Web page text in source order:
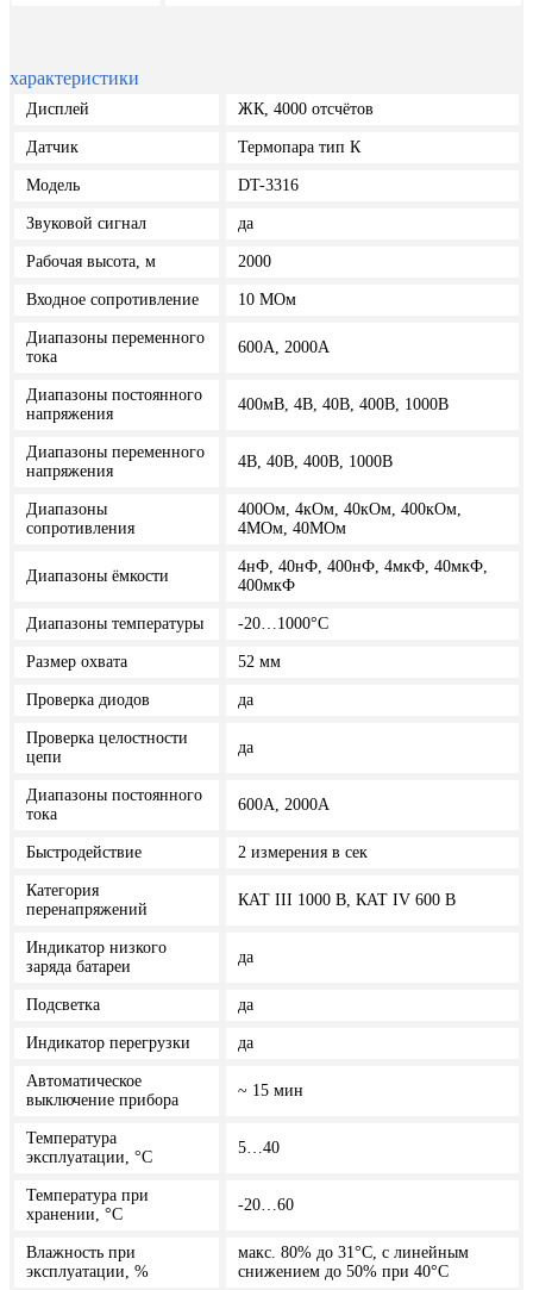
характеристики
Дисплей ЖК, 4000 отсчётов
Датчик Термопара тип К
Модель DT-3316
Звуковой сигнал да
Рабочая высота, м 2000
Входное сопротивление 10 МОм
Диапазоны переменного
тока
600А, 2000А
Диапазоны постоянного
напряжения
400мВ, 4В, 40В, 400В, 1000В
Диапазоны переменного
напряжения
4В, 40В, 400В, 1000В
Диапазоны
сопротивления
400Ом, 4кОм, 40кОм, 400кОм,
4МОм, 40МОм
Диапазоны ёмкости
4нФ, 40нФ, 400нФ, 4мкФ, 40мкФ,
400мкФ
Диапазоны температуры -20…1000°С
Размер охвата 52 мм
Проверка диодов да
Проверка целостности
цепи
да
Диапазоны постоянного
тока
600А, 2000А
Быстродействие 2 измерения в сек
Категория
перенапряжений
КАТ III 1000 В, КАТ IV 600 В
Индикатор низкого
заряда батареи
да
Подсветка да
Индикатор перегрузки да
Автоматическое
выключение прибора
~ 15 мин
Температура
эксплуатации, °C
5…40
Температура при
хранении, °С
-20…60
Влажность при
эксплуатации, %
макс. 80% до 31°C, с линейным
снижением до 50% при 40°C